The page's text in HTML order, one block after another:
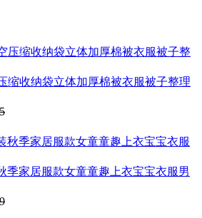
缩收纳袋立体加厚棉被衣服被子整理
季家居服款女童童趣上衣宝宝衣服男